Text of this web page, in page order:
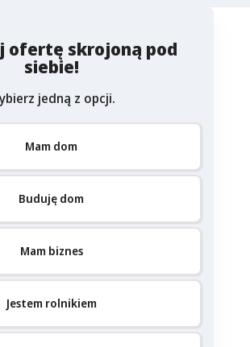
ofertę skrojoną pod
siebie!
jedną z opcji.
Mam dom
Buduję dom
Mam biznes
Jestem rolnikiem